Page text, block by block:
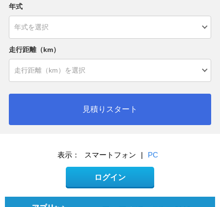
年式
走行距離（km）
見積りスタート
表示： スマートフォン | PC
ログイン